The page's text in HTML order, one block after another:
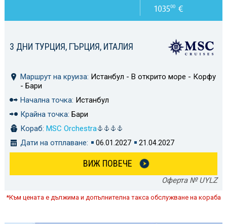
3 ДНИ ТУРЦИЯ, ГЪРЦИЯ, ИТАЛИЯ
Маршрут на круиза: Истанбул - В открито море - Корфу
- Бари
Начална точка: Истанбул
Крайна точка: Бари
Кораб: MSC Orchestra
Дати на отплаване:
06.01.2027 21.04.2027
ВИЖ ПОВЕЧЕ
Оферта № UYLZ
103500 €
*Към цената е дължима и допълнителна такса обслужване на кораба